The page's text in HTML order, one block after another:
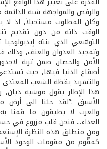
والرفض والمواجهة شبه
وكان المطلوب مستحيلاً, اذ
الوقت ذاته من دون تقديم
التوسّعي الذي بنته
وتمجيد العدوان والعنف,
الأمن والحصار, ضمن تربة
أصقاع الدنيا فيها, حيث
والتشريد يقظة الشعب
هذا الإطار يقول موشيه ديان,
الأسبق :”لقد جئنا الى أرض
والعرب لا يطيقون ما قمنا
العداء... فنحن قلب مزروع في
ومن منطلق هذه النظرة
كمقّوم من مقومات الوجود